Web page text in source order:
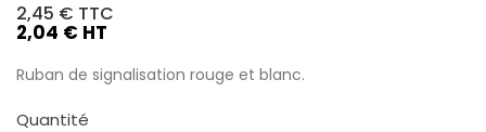
2,45 € TTC
2,04 € HT
Ruban de signalisation rouge et blanc.
Quantité